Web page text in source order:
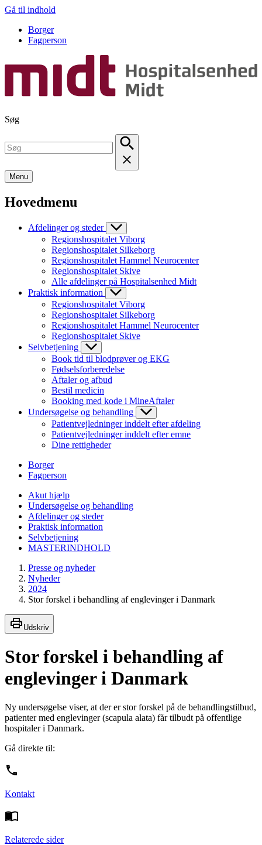
Gå til indhold
Borger
Fagperson
Søg
Menu
Hovedmenu
Afdelinger og steder
Regionshospitalet Viborg
Regionshospitalet Silkeborg
Regionshospitalet Hammel Neurocenter
Regionshospitalet Skive
Alle afdelinger på Hospitalsenhed Midt
Praktisk information
Regionshospitalet Viborg
Regionshospitalet Silkeborg
Regionshospitalet Hammel Neurocenter
Regionshospitalet Skive
Selvbetjening
Book tid til blodprøver og EKG
Fødselsforberedelse
Aftaler og afbud
Bestil medicin
Booking med kode i MineAftaler
Undersøgelse og behandling
Patientvejledninger inddelt efter afdeling
Patientvejledninger inddelt efter emne
Dine rettigheder
Borger
Fagperson
Akut hjælp
Undersøgelse og behandling
Afdelinger og steder
Praktisk information
Selvbetjening
MASTERINDHOLD
Presse og nyheder
Nyheder
2024
Stor forskel i behandling af englevinger i Danmark
Udskriv
Stor forskel i behandling af
englevinger i Danmark
Ny undersøgelse viser, at der er stor forskel på de behandlingstilbud,
patienter med englevinger (scapula alata) får tilbudt på offentlige
hospitaler i Danmark.
Gå direkte til:
Kontakt
Relaterede sider